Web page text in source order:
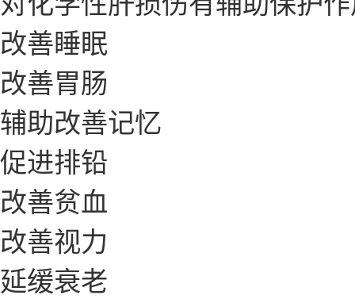
改善睡眠
改善胃肠
辅助改善记忆
促进排铅
改善贫血
改善视力
延缓衰老